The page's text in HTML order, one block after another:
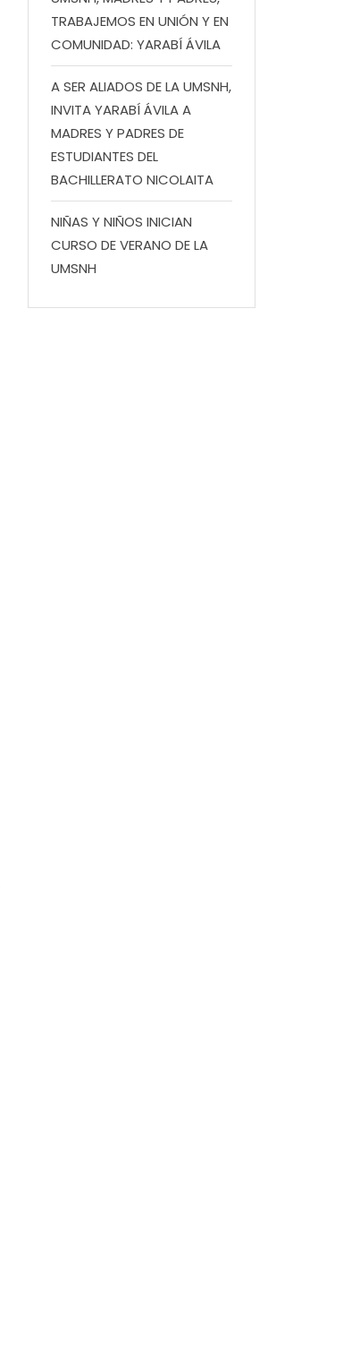
TRABAJEMOS EN UNIÓN Y EN
COMUNIDAD: YARABÍ ÁVILA
A SER ALIADOS DE LA UMSNH,
INVITA YARABÍ ÁVILA A
MADRES Y PADRES DE
ESTUDIANTES DEL
BACHILLERATO NICOLAITA
NIÑAS Y NIÑOS INICIAN
CURSO DE VERANO DE LA
UMSNH